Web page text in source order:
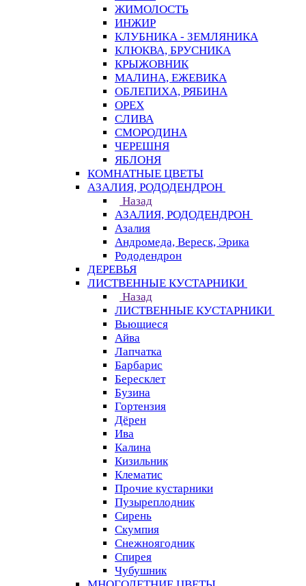
ЖИМОЛОСТЬ
ИНЖИР
КЛУБНИКА - ЗЕМЛЯНИКА
КЛЮКВА, БРУСНИКА
КРЫЖОВНИК
МАЛИНА, ЕЖЕВИКА
ОБЛЕПИХА, РЯБИНА
ОРЕХ
СЛИВА
СМОРОДИНА
ЧЕРЕШНЯ
ЯБЛОНЯ
КОМНАТНЫЕ ЦВЕТЫ
АЗАЛИЯ, РОДОДЕНДРОН
Назад
АЗАЛИЯ, РОДОДЕНДРОН
Азалия
Андромеда, Вереск, Эрика
Рододендрон
ДЕРЕВЬЯ
ЛИСТВЕННЫЕ КУСТАРНИКИ
Назад
ЛИСТВЕННЫЕ КУСТАРНИКИ
Вьющиеся
Айва
Лапчатка
Барбарис
Бересклет
Бузина
Гортензия
Дёрен
Ива
Калина
Кизильник
Клематис
Прочие кустарники
Пузыреплодник
Сирень
Скумпия
Снежноягодник
Спирея
Чубушник